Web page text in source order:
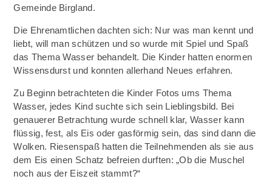
Gemeinde Birgland.
Die Ehrenamtlichen dachten sich: Nur was man kennt und
liebt, will man schützen und so wurde mit Spiel und Spaß
das Thema Wasser behandelt. Die Kinder hatten enormen
Wissensdurst und konnten allerhand Neues erfahren.
Zu Beginn betrachteten die Kinder Fotos ums Thema
Wasser, jedes Kind suchte sich sein Lieblingsbild. Bei
genauerer Betrachtung wurde schnell klar, Wasser kann
flüssig, fest, als Eis oder gasförmig sein, das sind dann die
Wolken. Riesenspaß hatten die Teilnehmenden als sie aus
dem Eis einen Schatz befreien durften: „Ob die Muschel
noch aus der Eiszeit stammt?“